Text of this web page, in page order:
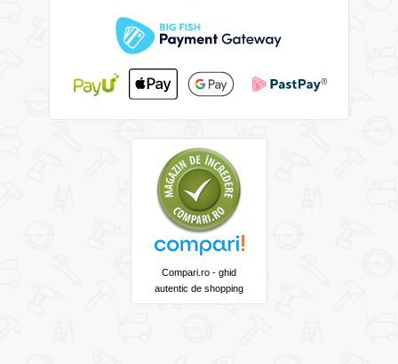
Compari.ro - ghid
autentic de shopping